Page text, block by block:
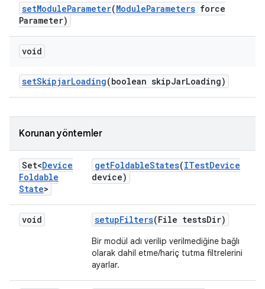
setModuleParameter(ModuleParameters force
Parameter)
void
setSkipjarLoading(boolean skipJarLoading)
Korunan yöntemler
Set<Device
Foldable
State>
getFoldableStates(ITestDevice
device)
void setupFilters(File testsDir)
Bir modül adı verilip verilmediğine bağlı
olarak dahil etme/hariç tutma filtrelerini
ayarlar.